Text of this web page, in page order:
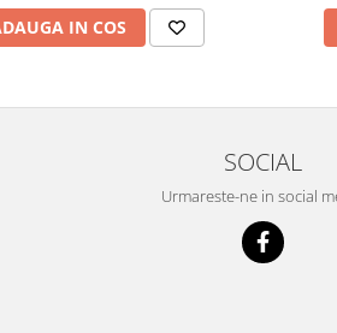
IN COS
SOCIAL
Urmareste-ne in social